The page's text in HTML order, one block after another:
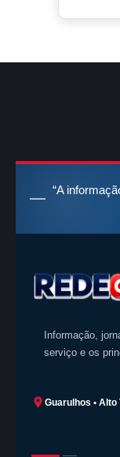
“A
Informação,
serviço e os
Guarulhos • Alto